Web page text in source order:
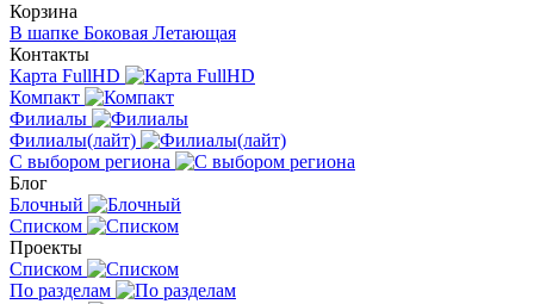
Корзина
В шапке Боковая Летающая
Контакты
Карта FullHD
Компакт
Филиалы
Филиалы(лайт)
С выбором региона
Блог
Блочный
Списком
Проекты
Списком
По разделам